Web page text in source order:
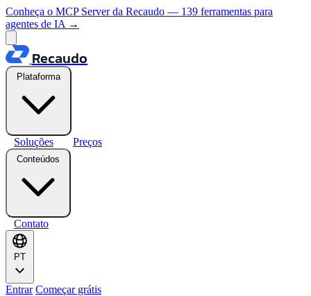
Conheça o MCP Server da Recaudo — 139 ferramentas para
agentes de IA →
Recaudo
Plataforma
Soluções Preços
Conteúdos
Contato
PT
Entrar Começar grátis